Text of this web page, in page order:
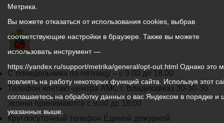
График
работы
администрации
местного
С понедельника по пятницу – с 9.00 до 18.00
Телефон контакт-центра АМС г. Владикавказ 30-30-30
звонки принимаются с 9:00 до 18:00
Круглосуточный телефон Единой дежурной
Метрика.
Вы можете отказаться от использования cookies, выбрав
соответствующие настройки в браузере. Также вы можете
использовать инструмент —
https://yandex.ru/support/metrika/general/opt-out.html Однако это
повлиять на работу некоторых функций сайта. Используя этот
соглашаетесь на обработку данных о вас Яндексом в порядке и
указанных выше.